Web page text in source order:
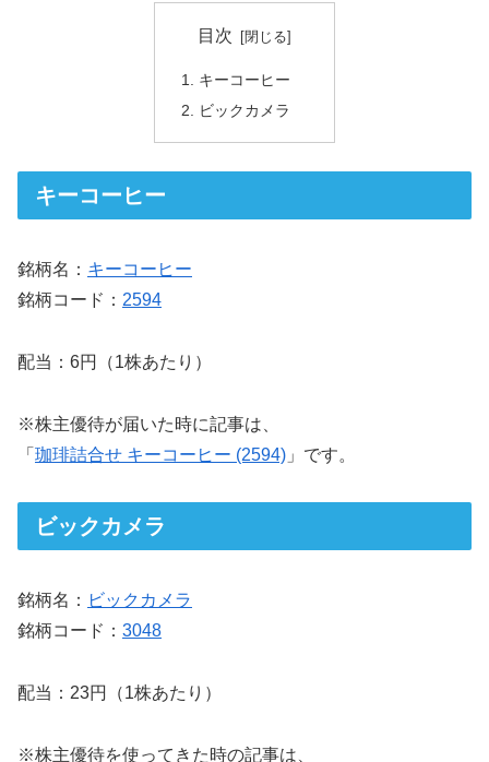
目次
キーコーヒー
ビックカメラ
キーコーヒー
銘柄名： キーコーヒー
銘柄コード： 2594
配当：6円（1株あたり）
※株主優待が届いた時に記事は、
「 珈琲詰合せ キーコーヒー (2594) 」です。
ビックカメラ
銘柄名： ビックカメラ
銘柄コード： 3048
配当：23円（1株あたり）
※株主優待を使ってきた時の記事は、